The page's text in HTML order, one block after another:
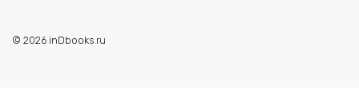
© 2026 inDbooks.ru